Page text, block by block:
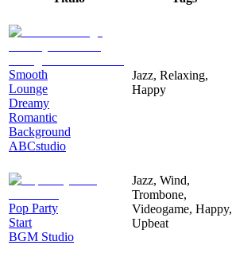
Smooth
Lounge
Dreamy
Romantic
Background
ABCstudio
Jazz, Relaxing,
Happy
Pop Party
Start
BGM Studio
Jazz, Wind,
Trombone,
Videogame, Happy,
Upbeat